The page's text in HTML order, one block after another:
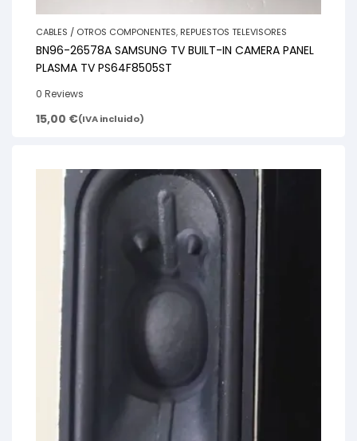
CABLES / OTROS COMPONENTES, REPUESTOS TELEVISORES
BN96-26578A SAMSUNG TV BUILT-IN CAMERA PANEL
PLASMA TV PS64F8505ST
0 Reviews
15,00 €(IVA incluido)